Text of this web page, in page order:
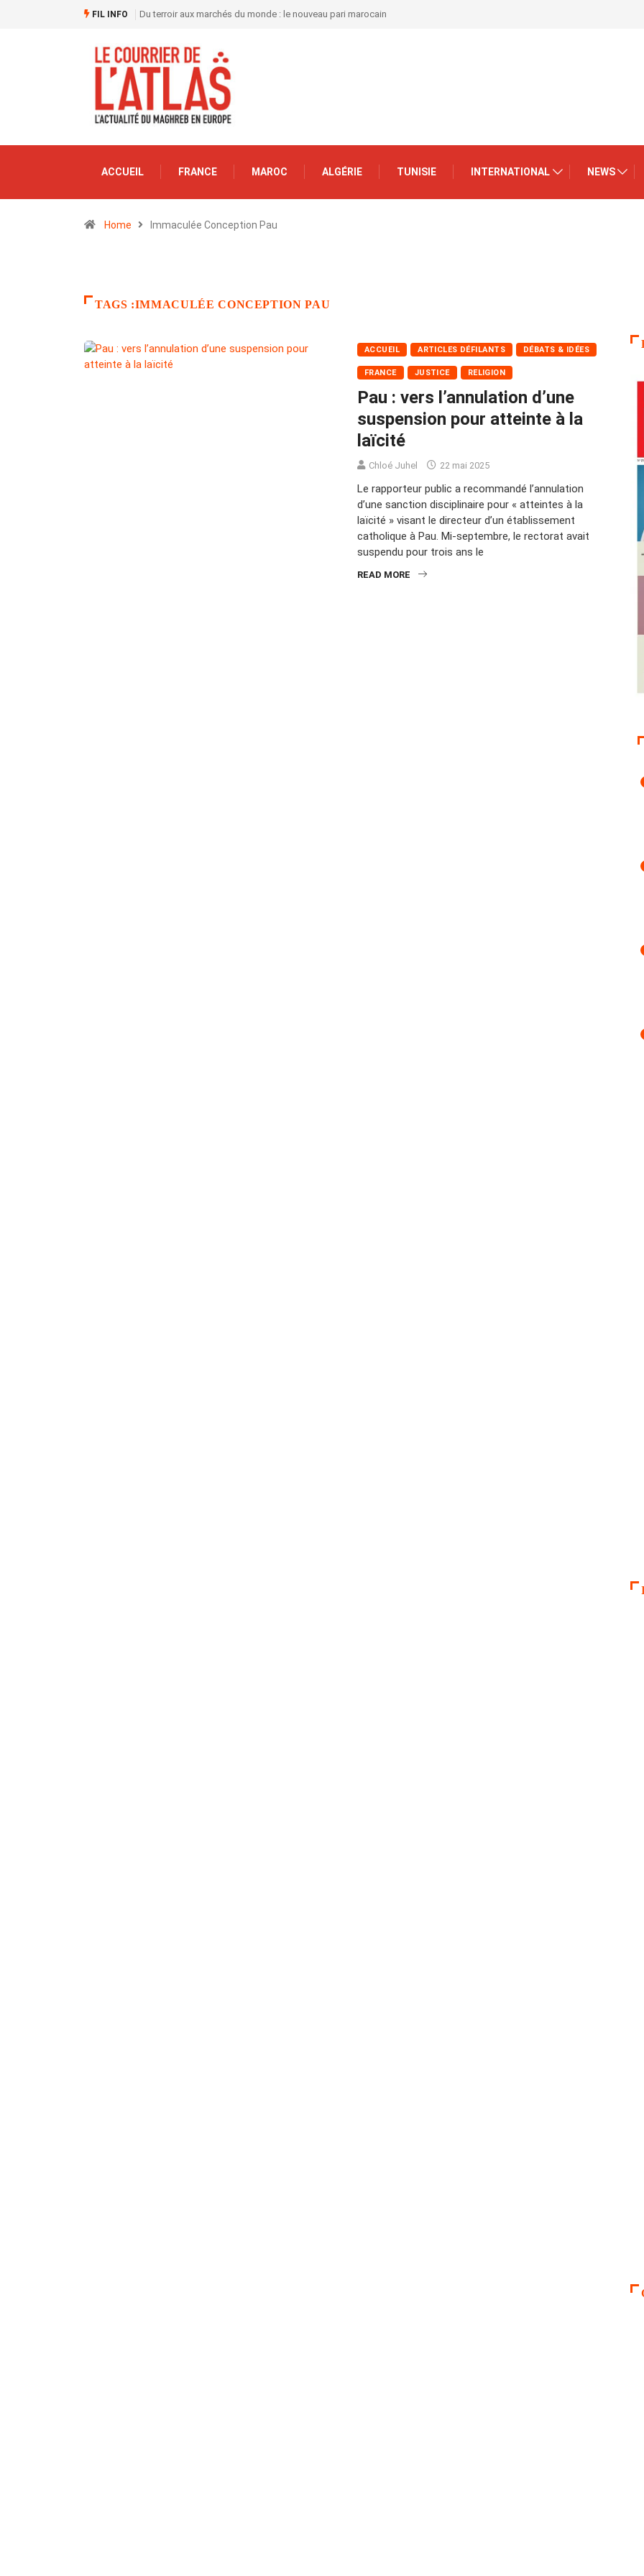
FIL INFO Du terroir aux marchés du monde : le nouveau pari marocain
ACCUEIL FRANCE MAROC ALGÉRIE TUNISIE INTERNATIONAL NEWS
Home Immaculée Conception Pau
TAGS :IMMACULÉE CONCEPTION PAU
ACCUEIL ARTICLES DÉFILANTS DÉBATS & IDÉES
FRANCE JUSTICE RELIGION
Pau : vers l’annulation d’une
suspension pour atteinte à la
laïcité
Chloé Juhel 22 mai 2025
Le rapporteur public a recommandé l’annulation
d’une sanction disciplinaire pour « atteintes à la
laïcité » visant le directeur d’un établissement
catholique à Pau. Mi-septembre, le rectorat avait
suspendu pour trois ans le
READ MORE